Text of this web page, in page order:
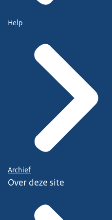
Help
Archief
Over deze site